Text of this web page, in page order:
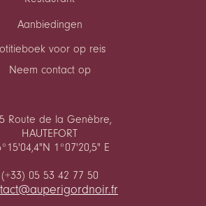
Aanbiedingen
voor op reis
Neem contact op
Route de la Genèbre,
HAUTEFORT
1°07'20,5" E
(+33) 05 53 42 77 50